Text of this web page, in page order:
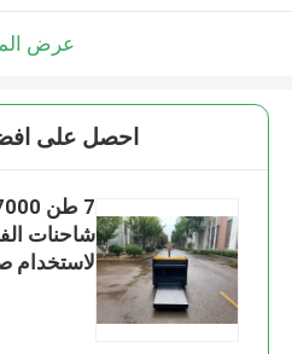
عرض
احصل على
شاحنات
لاستخدام